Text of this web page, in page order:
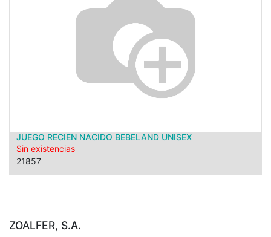
JUEGO RECIEN NACIDO BEBELAND UNISEX
Sin existencias
21857
ZOALFER, S.A.